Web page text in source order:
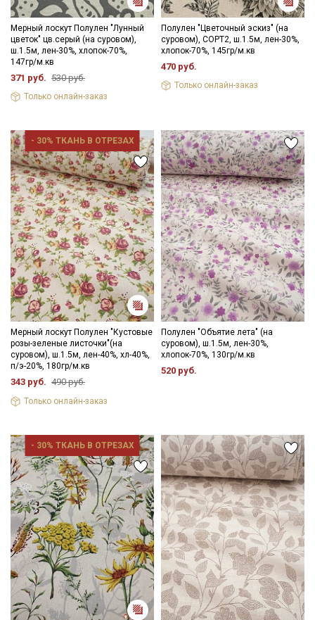
Мерный лоскут Полулен "Лунный
цветок" цв.серый (на суровом),
ш.1.5м, лен-30%, хлопок-70%,
147гр/м.кв
371 руб. 530 руб.
Только онлайн-заказ
Полулен "Цветочный эскиз" (на
суровом), СОРТ2, ш.1.5м, лен-30%,
хлопок-70%, 145гр/м.кв
470 руб.
Только онлайн-заказ
- 30% ТКАНЬ В ОТРЕЗАХ
Мерный лоскут Полулен "Кустовые
розы-зеленые листочки"(на
суровом), ш.1.5м, лен-40%, хл-40%,
п/э-20%, 180гр/м.кв
343 руб. 490 руб.
Только онлайн-заказ
Полулен "Объятие лета" (на
суровом), ш.1.5м, лен-30%,
хлопок-70%, 130гр/м.кв
520 руб.
- 30% ТКАНЬ В ОТРЕЗАХ